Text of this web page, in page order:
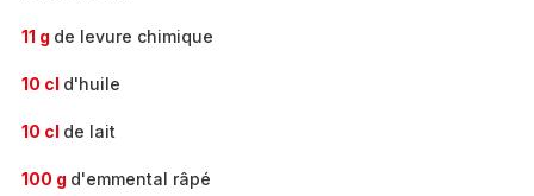
11 g de levure chimique
10 cl d'huile
10 cl de lait
100 g d'emmental râpé